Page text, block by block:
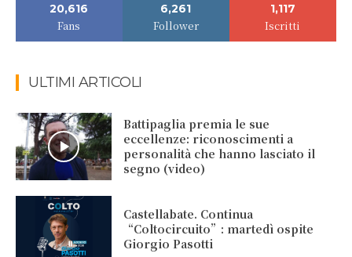
20,616
Fans
6,261
Follower
1,117
Iscritti
ULTIMI ARTICOLI
Battipaglia premia le sue
eccellenze: riconoscimenti a
personalità che hanno lasciato il
segno (video)
Castellabate. Continua
“Coltocircuito”: martedì ospite
Giorgio Pasotti